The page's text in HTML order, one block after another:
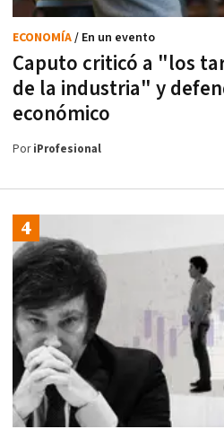
Caputo criticó a "los
de la industria" y
económico
ECONOMÍA/ En un evento
PoriProfesional